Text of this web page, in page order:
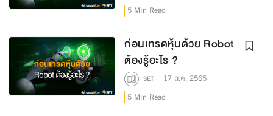
5 Min Read
ก่อนเทรดหุ้นด้วย Robot
ต้องรู้อะไร ?
SET
17 ส.ค. 2565
5 Min Read